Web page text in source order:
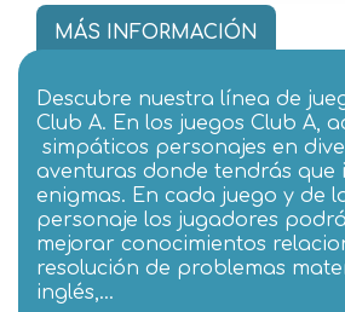
MÁS INFORMACIÓN
Descubre nuestra línea de
Club A. En los juegos Club A,
simpáticos personajes en
aventuras donde tendrás que
enigmas. En cada juego y de
personaje los jugadores
mejorar conocimientos
resolución de problemas
inglés,…